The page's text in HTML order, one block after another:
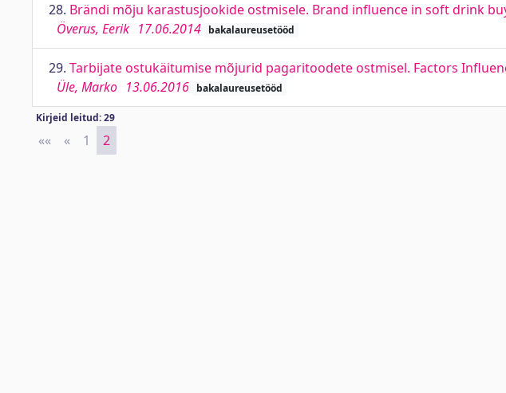
28. Brändi mõju karastusjookide ostmisele. Brand influence in soft drink
Överus, Eerik 17.06.2014 bakalaureusetööd
29. Tarbijate ostukäitumise mõjurid pagaritoodete ostmisel. Factors
Üle, Marko 13.06.2016 bakalaureusetööd
Kirjeid leitud: 29
«« First
« Previous
1 2